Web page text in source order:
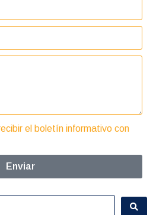
el boletín informativo con
Enviar